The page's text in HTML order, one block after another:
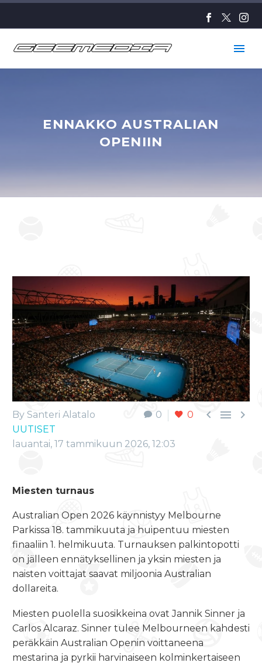
ENNAKKO AUSTRALIAN
OPENIIN
0 0   
By Santeri Alatalo
UUTISET
lauantai, 17 tammikuun 2026, 12:03
Miesten turnaus
Australian Open 2026 käynnistyy Melbourne
Parkissa 18. tammikuuta ja huipentuu miesten
finaaliin 1. helmikuuta. Turnauksen palkintopotti
on jälleen ennätyksellinen ja yksin miesten ja
naisten voittajat saavat miljoonia Australian
dollareita.
Miesten puolella suosikkeina ovat Jannik Sinner ja
Carlos Alcaraz. Sinner tulee Melbourneen kahdesti
peräkkäin Australian Openin voittaneena
mestarina ja pyrkii harvinaiseen kolminkertaiseen